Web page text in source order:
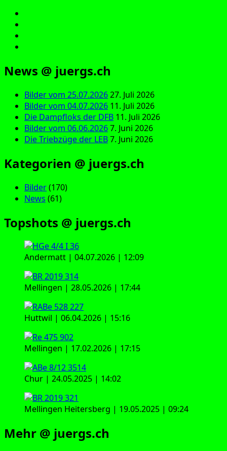
News @ juergs.ch
Bilder vom 25.07.202627. Juli 2026
Bilder vom 04.07.2026 11. Juli 2026
Die Dampfloks der DFB 11. Juli 2026
Bilder vom 06.06.20267. Juni 2026
Die Triebzüge der LEB7. Juni 2026
Kategorien @ juergs.ch
Bilder(170)
News (61)
Topshots @ juergs.ch
Andermatt | 04.07.2026 | 12:09
Mellingen | 28.05.2026 | 17:44
Huttwil | 06.04.2026 | 15:16
Mellingen | 17.02.2026 | 17:15
Chur | 24.05.2025 | 14:02
Mellingen Heitersberg | 19.05.2025 | 09:24
Mehr @ juergs.ch